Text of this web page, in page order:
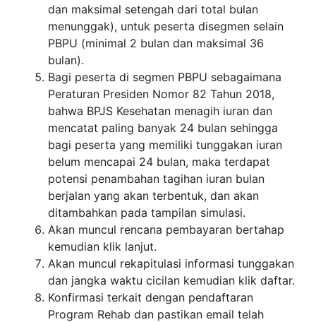
dan maksimal setengah dari total bulan
menunggak), untuk peserta disegmen selain
PBPU (minimal 2 bulan dan maksimal 36
bulan).
Bagi peserta di segmen PBPU sebagaimana
Peraturan Presiden Nomor 82 Tahun 2018,
bahwa BPJS Kesehatan menagih iuran dan
mencatat paling banyak 24 bulan sehingga
bagi peserta yang memiliki tunggakan iuran
belum mencapai 24 bulan, maka terdapat
potensi penambahan tagihan iuran bulan
berjalan yang akan terbentuk, dan akan
ditambahkan pada tampilan simulasi.
Akan muncul rencana pembayaran bertahap
kemudian klik lanjut.
Akan muncul rekapitulasi informasi tunggakan
dan jangka waktu cicilan kemudian klik daftar.
Konfirmasi terkait dengan pendaftaran
Program Rehab dan pastikan email telah